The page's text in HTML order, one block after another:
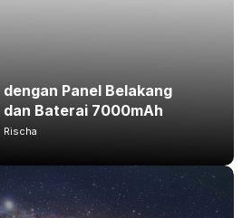
dengan Panel Belakang
Baterai 7000mAh
Rischa